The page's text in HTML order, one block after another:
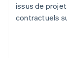
issus de
contractuels